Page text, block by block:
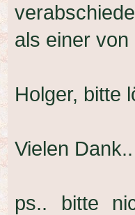
als einer
Holger, bitte
Vielen Dank..
ps.. bitte